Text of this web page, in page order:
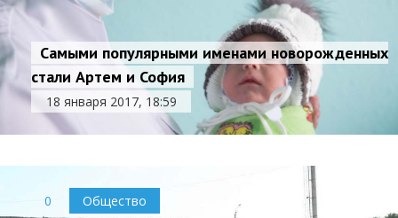
Самыми популярными именами новорожденных
стали Артем и София
18 января 2017, 18:59
0 Общество